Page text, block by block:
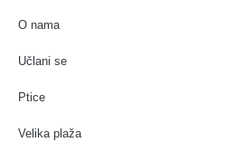
O nama
Učlani se
Ptice
Velika plaža